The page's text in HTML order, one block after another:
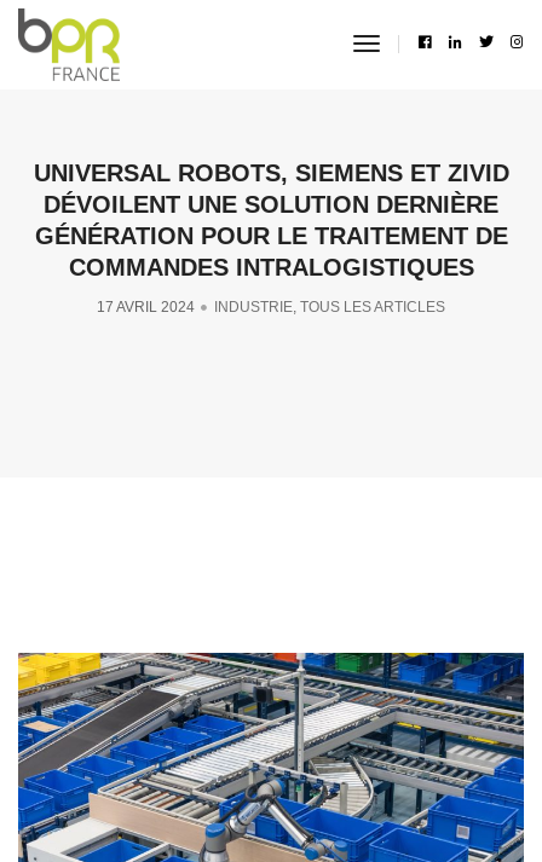
toggle
UNIVERSAL ROBOTS, SIEMENS ET ZIVID
DÉVOILENT UNE SOLUTION DERNIÈRE
GÉNÉRATION POUR LE TRAITEMENT DE
COMMANDES INTRALOGISTIQUES
17 AVRIL 2024 INDUSTRIE, TOUS LES ARTICLES